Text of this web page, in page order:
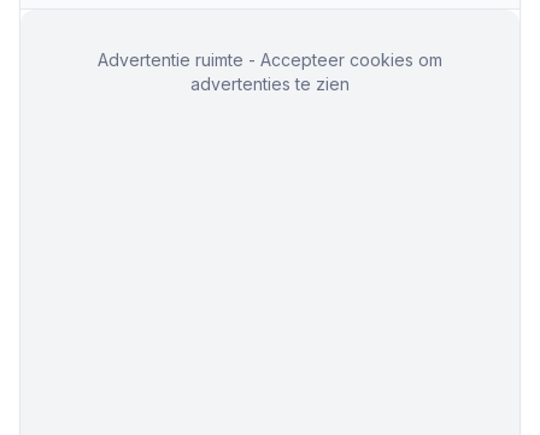
Advertentie ruimte - Accepteer cookies om
advertenties te zien